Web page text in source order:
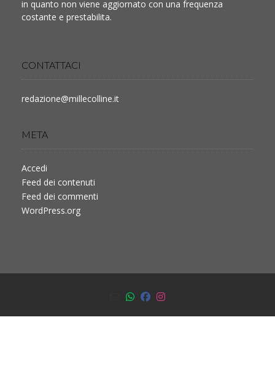
in quanto non viene aggiornato con una frequenza
costante e prestabilita.
CONTATTACI
redazione@millecolline.it
META
Accedi
Feed dei contenuti
Feed dei commenti
WordPress.org